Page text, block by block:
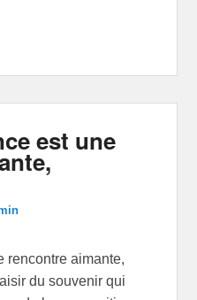
est une
rencontre aimante,
du souvenir qui